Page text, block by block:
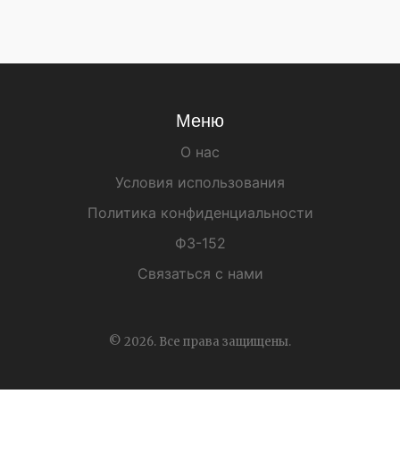
Меню
О нас
Условия использования
Политика конфиденциальности
ФЗ-152
Связаться с нами
© 2026. Все права защищены.